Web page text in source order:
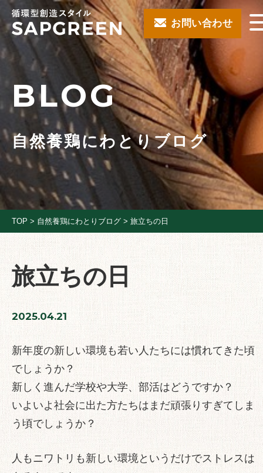
お問い合わせ
BLOG
自然養鶏にわとりブログ
TOP > 自然養鶏にわとりブログ > 旅立ちの日
旅立ちの日
2025.04.21
新年度の新しい環境も若い人たちには慣れてきた頃
でしょうか？
新しく進んだ学校や大学、部活はどうですか？
いよいよ社会に出た方たちはまだ頑張りすぎてしま
う頃でしょうか？
人もニワトリも新しい環境というだけでストレスは